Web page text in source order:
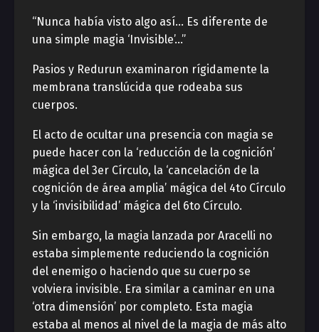
“Nunca había visto algo así… Es diferente de
una simple magia ‘Invisible’…”
Pasios y Redurun examinaron rígidamente la
membrana translúcida que rodeaba sus
cuerpos.
El acto de ocultar una presencia con magia se
puede hacer con la ‘reducción de la cognición’
mágica del 3er Círculo, la ‘cancelación de la
cognición de área amplia’ mágica del 4to Círculo
y la ‘invisibilidad’ mágica del 6to Círculo.
Sin embargo, la magia lanzada por Aracelli no
estaba simplemente reduciendo la cognición
del enemigo o haciendo que su cuerpo se
volviera invisible. Era similar a caminar en una
‘otra dimensión’ por completo. Esta magia
estaba al menos al nivel de la magia de más alto